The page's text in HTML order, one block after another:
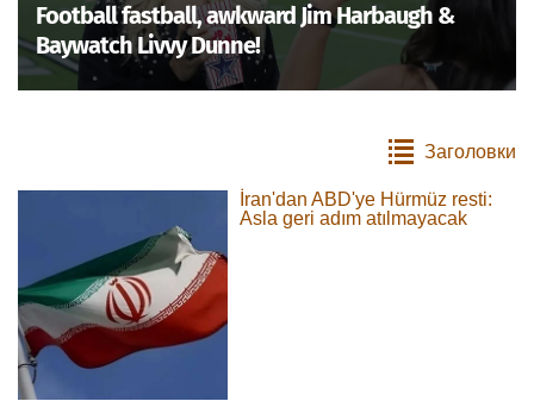
Football fastball, awkward Jim Harbaugh &
Baywatch Livvy Dunne!
Заголовки
İran'dan ABD'ye Hürmüz resti:
Asla geri adım atılmayacak